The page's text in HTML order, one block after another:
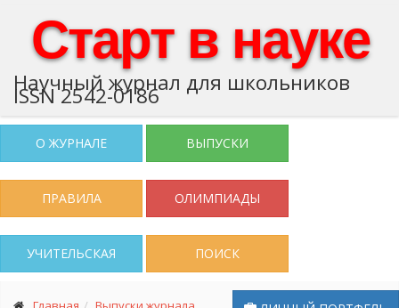
Старт в науке
Научный журнал для школьников
ISSN 2542-0186
О ЖУРНАЛЕ ВЫПУСКИ
ПРАВИЛА ОЛИМПИАДЫ
УЧИТЕЛЬСКАЯ ПОИСК